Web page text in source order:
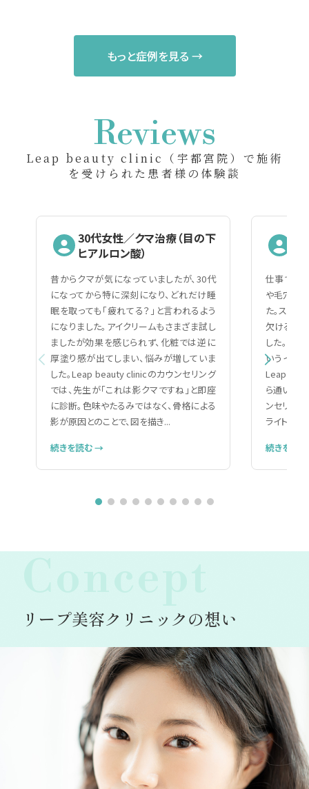
もっと症例を見る →
Reviews
Leap beauty clinic（宇都宮院）で施術
を受けられた患者様の体験談
30代女性／クマ治療（目の下
ヒアルロン酸）
昔からクマが気になっていましたが、30代
になってから特に深刻になり、どれだけ睡
眠を取っても「疲れてる？」と言われるよう
になりました。アイクリームもさまざま試し
ましたが効果を感じられず、化粧では逆に
厚塗り感が出てしまい、悩みが増していま
した。Leap beauty clinicのカウンセリング
では、先生が「これは影クマですね」と即座
に診断。色味やたるみではなく、骨格による
影が原因とのことで、図を描き...
続きを読む →
仕事で人
や毛穴の
た。スキ
欠ける自
した。美
いうイメ
Leap
ら通いや
ンセリン
ライトで細
続きを読
リープ美容クリニックの想い